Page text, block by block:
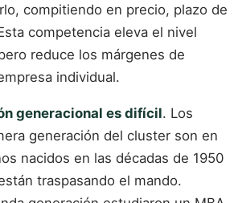
compitiendo en precio, plazo de
competencia eleva el nivel
reduce los márgenes de
individual.
generacional es difícil. Los
generación del cluster son en
nacidos en las décadas de 1950
traspasando el mando.